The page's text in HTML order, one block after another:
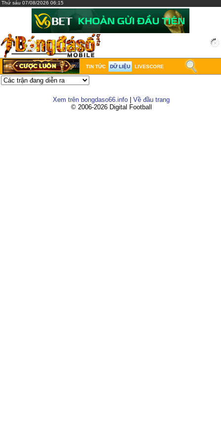
Thứ sáu 07/08/2026 06:15
TIN TỨC DỮ LIỆU LIVESCORE
Xem trên bongdaso66.info
Về đầu trang
© 2006-2026 Digital Football